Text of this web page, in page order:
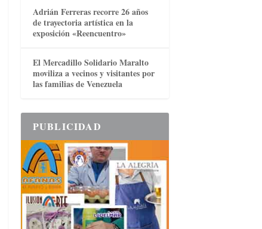
Adrián Ferreras recorre 26 años
de trayectoria artística en la
exposición «Reencuentro»
El Mercadillo Solidario Maralto
moviliza a vecinos y visitantes por
las familias de Venezuela
PUBLICIDAD